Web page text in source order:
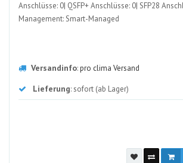
Anschlüsse: 0| QSFP+ Anschlüsse: 0| SFP28
Management: Smart-Managed
Versandinfo:pro clima Versand
Lieferung: sofort (ab Lager)